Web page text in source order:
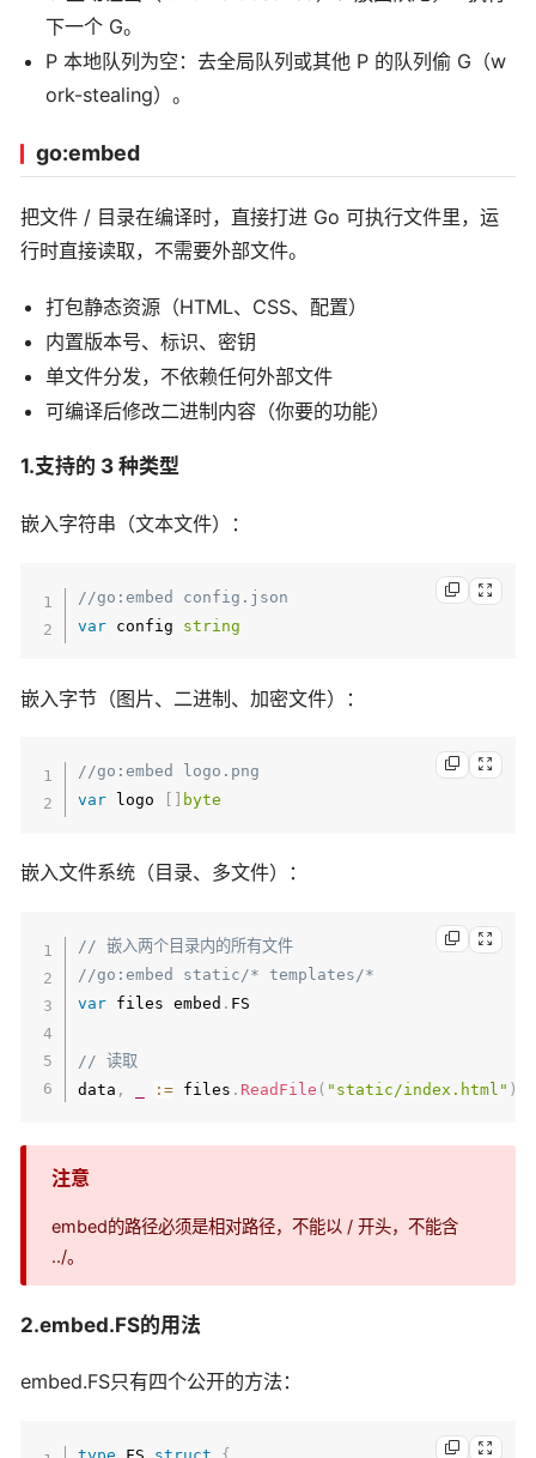
下一个 G。
P 本地队列为空：去全局队列或其他 P 的队列偷 G（w
ork-stealing）。
go:embed
把文件 / 目录在编译时，直接打进 Go 可执行文件里，运
行时直接读取，不需要外部文件。
打包静态资源（HTML、CSS、配置）
内置版本号、标识、密钥
单文件分发，不依赖任何外部文件
可编译后修改二进制内容（你要的功能）
1.支持的 3 种类型
嵌入字符串（文本文件）：
//go:embed config.json
var config string
嵌入字节（图片、二进制、加密文件）：
//go:embed logo.png
var logo byte
嵌入文件系统（目录、多文件）：
// 嵌入两个目录内的所有文件
//go:embed static/* templates/*
var files embed . FS
// 读取
data , := files . ReadFile ( "static/index.html" )
注意
embed的路径必须是相对路径，不能以 / 开头，不能含
../。
2.embed.FS的用法
embed.FS只有四个公开的方法：